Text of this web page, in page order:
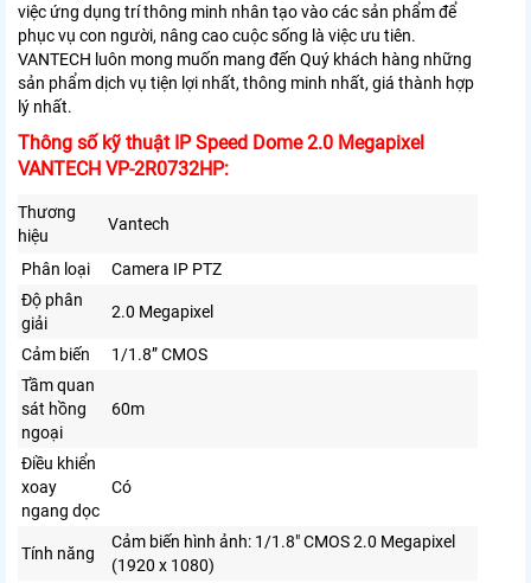
việc ứng dụng trí thông minh nhân tạo vào các sản phẩm để
phục vụ con người, nâng cao cuộc sống là việc ưu tiên.
VANTECH luôn mong muốn mang đến Quý khách hàng những
sản phẩm dịch vụ tiện lợi nhất, thông minh nhất, giá thành hợp
lý nhất.
Thông số kỹ thuật IP Speed Dome 2.0 Megapixel
VANTECH VP-2R0732HP:
Thương
hiệu
Vantech
Phân loại
Camera IP PTZ
Độ phân
giải
2.0 Megapixel
Cảm biến
1/1.8” CMOS
Tầm quan
sát hồng
ngoại
60m
Điều khiển
xoay
ngang dọc
Có
Tính năng
Cảm biến hình ảnh: 1/1.8″ CMOS 2.0 Megapixel
(1920 x 1080)